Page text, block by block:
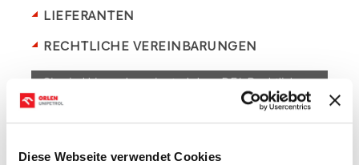
Diese Webseite verwendet Cookies
LIEFERANTEN
RECHTLICHE VEREINBARUNGEN
Sie sind hier:orlenunipetrol.de > DE/Rechtliche
Vereinbarungen
Textgröße:
A A A